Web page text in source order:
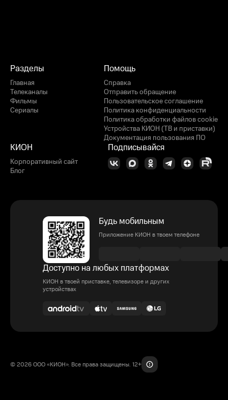
Разделы
Главная
Телеканалы
Фильмы
Сериалы
Помощь
Справка
Отправить обращение
Пользовательское соглашение
Политика конфиденциальности
Политика обработки файлов cookie
Устройства КИОН (ТВ и приставки)
Документация пользования ПО
КИОН
Корпоративный сайт
Блог
Подписывайся
Будь мобильным
Приложение КИОН в твоем телефоне
Доступно на любых платформах
КИОН в твоей приставке, телевизоре и других
устройствах
© 2026 ООО «КИОН». Все права защищены. 12+